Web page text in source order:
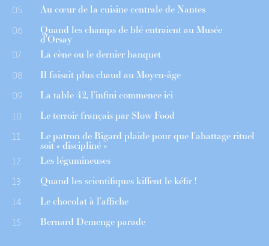
05 Au cœur de la cuisine centrale de Nantes
06 Quand les champs de blé entraient au Musée
d’Orsay
07 La cène ou le dernier banquet
08 Il faisait plus chaud au Moyen-âge
09 La table 42, l’infini commence ici
10 Le terroir français par Slow Food
11 Le patron de Bigard plaide pour que l’abattage rituel
soit « discipliné »
12 Les légumineuses
13 Quand les scientifiques kiffent le kéfir !
14 Le chocolat à l’affiche
15 Bernard Demenge parade